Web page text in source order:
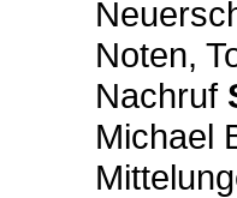
Noten,
Nachruf
Michael